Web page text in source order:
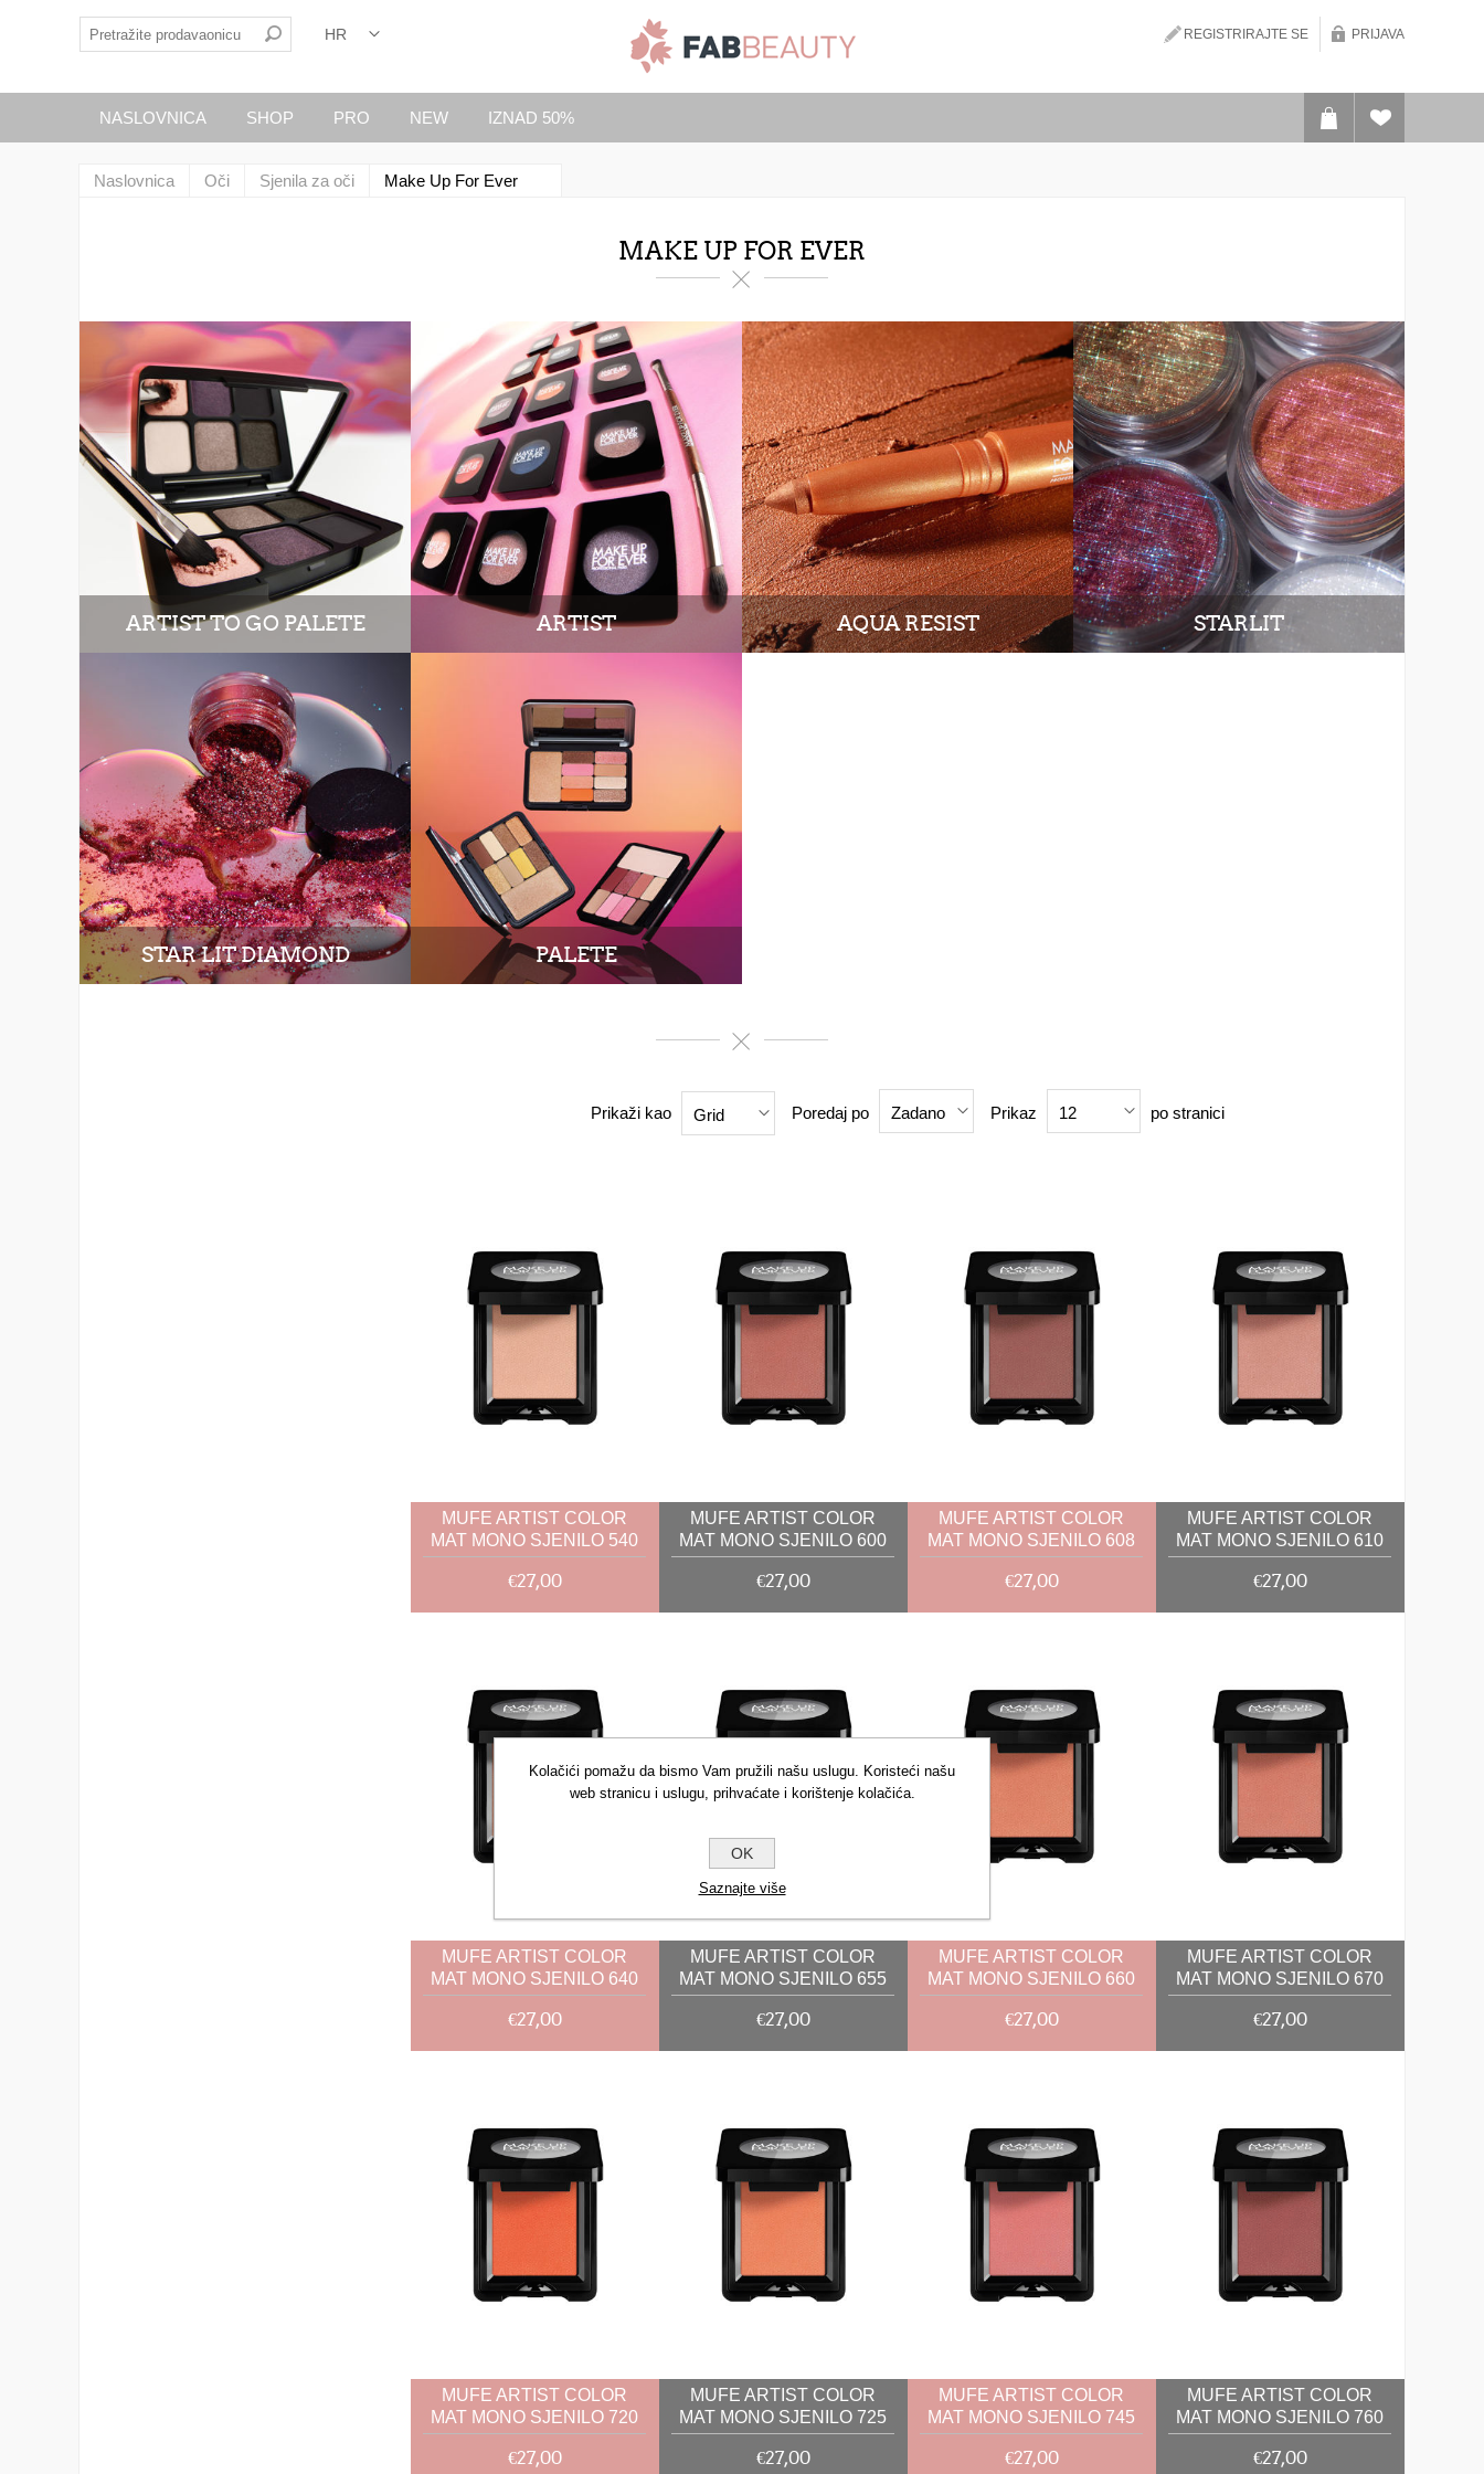
REGISTRIRAJTE SE PRIJAVA
NASLOVNICA SHOP PRO NEW IZNAD 50%
Naslovnica Oči Sjenila za oči Make Up For Ever
MAKE UP FOR EVER
ARTIST TO GO PALETE ARTIST AQUA RESIST STARLIT
STAR LIT DIAMOND PALETE
Prikaži kao Grid Poredaj po Zadano Prikaz 12 po stranici
MUFE ARTIST COLOR
MAT MONO SJENILO 540
2G
€27,00
MUFE ARTIST COLOR
MAT MONO SJENILO 600
2G
€27,00
MUFE ARTIST COLOR
MAT MONO SJENILO 608
2G
€27,00
MUFE ARTIST COLOR
MAT MONO SJENILO 610
2G
€27,00
MUFE ARTIST COLOR
MAT MONO SJENILO 640
2G
€27,00
MUFE ARTIST COLOR
MAT MONO SJENILO 655
2G
€27,00
MUFE ARTIST COLOR
MAT MONO SJENILO 660
2G
€27,00
MUFE ARTIST COLOR
MAT MONO SJENILO 670
2G
€27,00
MUFE ARTIST COLOR
MAT MONO SJENILO 720
2G
€27,00
MUFE ARTIST COLOR
MAT MONO SJENILO 725
2G
€27,00
MUFE ARTIST COLOR
MAT MONO SJENILO 745
2G
€27,00
MUFE ARTIST COLOR
MAT MONO SJENILO 760
2G
€27,00
Kolačići pomažu da bismo Vam pružili našu uslugu. Koristeći našu
web stranicu i uslugu, prihvaćate i korištenje kolačića.
OK
Saznajte više